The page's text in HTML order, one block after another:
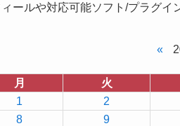
ールや対応可能ソフト/プラグイ
«
月 火
1
2
8 9